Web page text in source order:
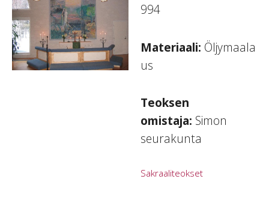
994
Materiaali: Öljymaala
us
Teoksen
omistaja: Simon
seurakunta
Sakraaliteokset